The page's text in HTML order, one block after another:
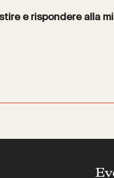
e rispondere alla